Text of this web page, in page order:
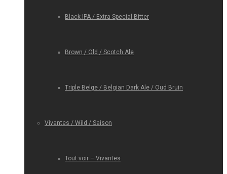
Black IPA / Extra Special Bitter
Brown / Old / Scotch Ale
Triple Belge / Belgian Dark Ale / Oud Bruin
Vivantes / Wild / Saison
Tout voir – Vivantes